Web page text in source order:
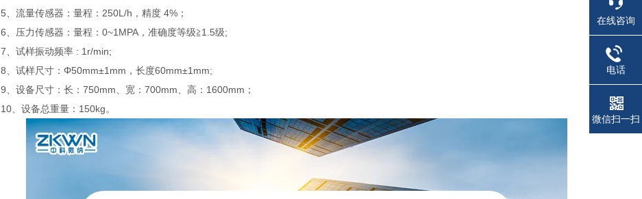
5、流量传感器：量程：250L/h，精度 4%；
6、压力传感器：量程：0~1MPA，准确度等级≧1.5级;
7、试样振动频率 : 1r/min;
8、试样尺寸：Φ50mm±1mm，长度60mm±1mm;
9、设备尺寸：长：750mm、宽：700mm、高：1600mm；
10、设备总重量：150kg。
在线咨询
电话
微信扫一扫